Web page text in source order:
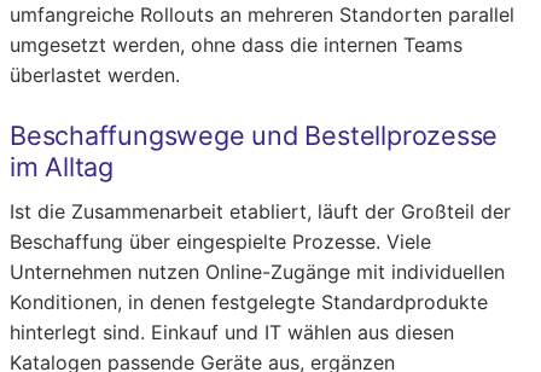
umfangreiche Rollouts an mehreren Standorten parallel
umgesetzt werden, ohne dass die internen Teams
überlastet werden.
Beschaffungswege und Bestellprozesse
im Alltag
Ist die Zusammenarbeit etabliert, läuft der Großteil der
Beschaffung über eingespielte Prozesse. Viele
Unternehmen nutzen Online-Zugänge mit individuellen
Konditionen, in denen festgelegte Standardprodukte
hinterlegt sind. Einkauf und IT wählen aus diesen
Katalogen passende Geräte aus, ergänzen